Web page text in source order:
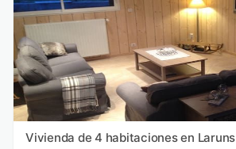
Vivienda de 4 habitaciones en Laruns